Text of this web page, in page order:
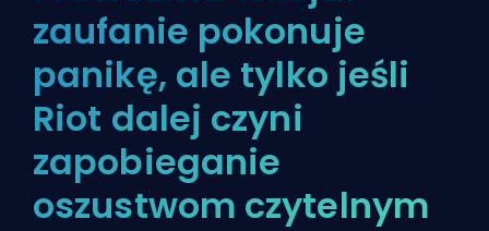
zaufanie pokonuje
panikę, ale tylko jeśli
Riot dalej czyni
zapobieganie
oszustwom czytelnym